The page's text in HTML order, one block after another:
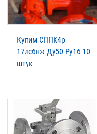
Купим СППК4р
17лс6нж Ду50 Ру16 10
штук